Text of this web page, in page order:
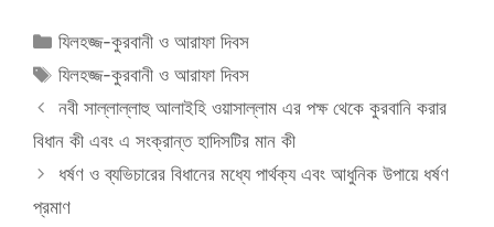
Categories
যিলহজ্জ-কুরবানী ও আরাফা দিবস
Tags
যিলহজ্জ-কুরবানী ও আরাফা দিবস
নবী সাল্লাল্লাহু আলাইহি ওয়াসাল্লাম এর পক্ষ থেকে কুরবানি করার
বিধান কী এবং এ সংক্রান্ত হাদিসটির মান কী
ধর্ষণ ও ব্যভিচারের বিধানের মধ্যে পার্থক্য এবং আধুনিক উপায়ে ধর্ষণ
প্রমাণ